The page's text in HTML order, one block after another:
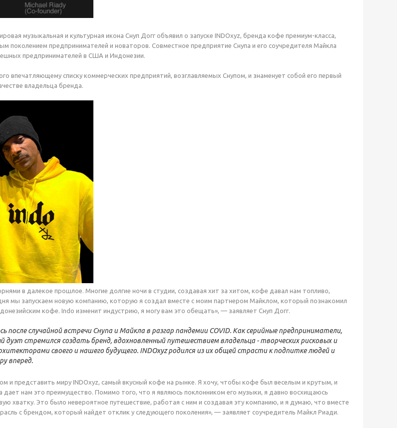
музыкальная и культурная икона Снуп Догг объявил о запуске INDOxyz, бренда кофе премиум-класса,
поколением предпринимателей и новаторов. Совместное предприятие Снупа и его соучредителя Майкла
предпринимателей в США и Индонезии.
впечатляющему списку коммерческих предприятий, возглавляемых Снупом, и знаменует собой его первый
владельца бренда.
в далекое прошлое. Многие долгие ночи в студии, создавая хит за хитом, кофе давал нам топливо,
мы запускаем новую компанию, которую я создал вместе с моим партнером Майклом, который познакомил
кофе. Indo изменит индустрию, я могу вам это обещать», — заявляет Снуп Догг.
после случайной встречи Снупа и Майкла в разгар пандемии COVID. Как серийные предприниматели,
стремился создать бренд, вдохновленный путешествием владельца - творческих рисковых и
своего и нашего будущего. INDOxyz родился из их общей страсти к подпитке людей и
вперед.
и представить миру INDOxyz, самый вкусный кофе на рынке. Я хочу, чтобы кофе был веселым и крутым, и
дает нам это преимущество. Помимо того, что я являюсь поклонником его музыки, я давно восхищаюсь
хватку. Это было невероятное путешествие, работая с ним и создавая эту компанию, и я думаю, что вместе
с брендом, который найдет отклик у следующего поколения», — заявляет соучредитель Майкл Риади.